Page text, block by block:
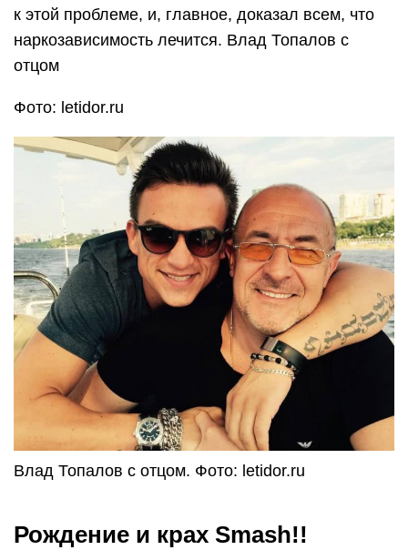
к этой проблеме, и, главное, доказал всем, что
наркозависимость лечится. Влад Топалов с
отцом
Фото: letidor.ru
Влад Топалов с отцом. Фото: letidor.ru
Рождение и крах Smash!!